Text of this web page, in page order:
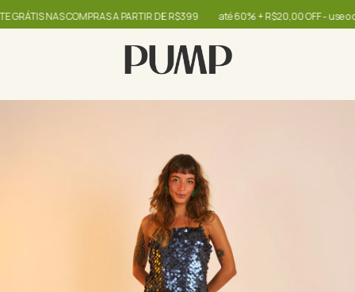
NAS COMPRAS A PARTIR DE R$399 até 60% + R$20,00 OFF - use o cupom